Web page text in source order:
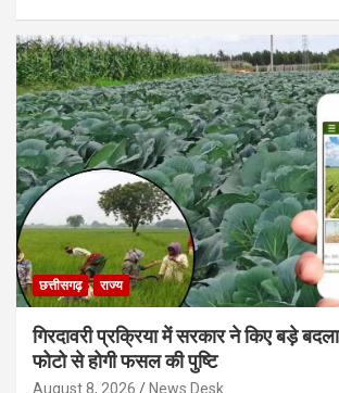
छत्तीसगढ़ राज्य
गिरदावरी प्रक्रिया में सरकार ने किए बड़े
फोटो से होगी फसल की पुष्टि
August 8, 2026 News Desk